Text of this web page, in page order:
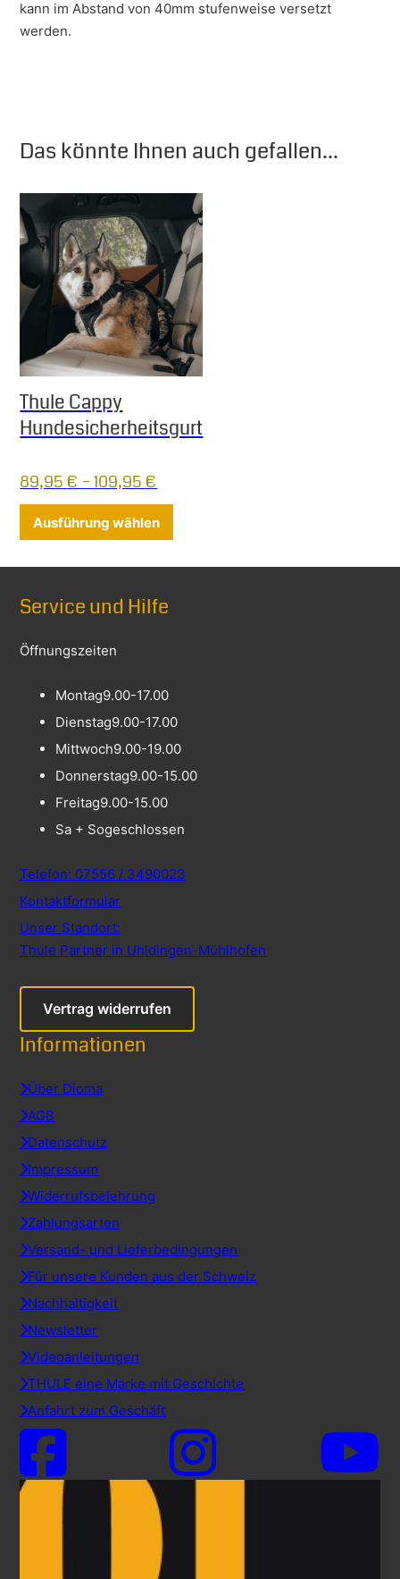
kann im Abstand von 40mm stufenweise versetzt
werden.
Das könnte Ihnen auch gefallen...
Thule Cappy
Hundesicherheitsgurt
89,95€–109,95€
Ausführung wählen
Service und Hilfe
Öffnungszeiten
Montag9.00-17.00
Dienstag9.00-17.00
Mittwoch9.00-19.00
Donnerstag9.00-15.00
Freitag9.00-15.00
Sa + Sogeschlossen
Telefon: 07556 / 3490023
Kontaktformular
Unser Standort:
Thule Partner in Uhldingen-Mühlhofen
Vertrag widerrufen
Informationen
Über Dioma
AGB
Datenschutz
Impressum
Widerrufsbelehrung
Zahlungsarten
Versand- und Lieferbedingungen
Für unsere Kunden aus der Schweiz
Nachhaltigkeit
Newsletter
Videoanleitungen
THULE eine Marke mit Geschichte
Anfahrt zum Geschäft